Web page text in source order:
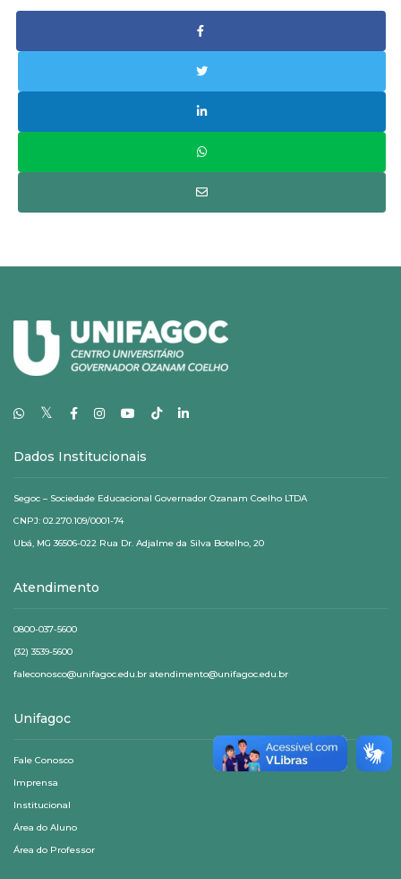
𝕏
Dados Institucionais
Segoc – Sociedade Educacional Governador Ozanam Coelho LTDA
CNPJ: 02.270.109/0001-74
Ubá, MG 36506-022 Rua Dr. Adjalme da Silva Botelho, 20
Atendimento
0800-037-5600
(32) 3539-5600
faleconosco@unifagoc.edu.br atendimento@unifagoc.edu.br
Unifagoc
Fale Conosco
Imprensa
Institucional
Área do Aluno
Área do Professor